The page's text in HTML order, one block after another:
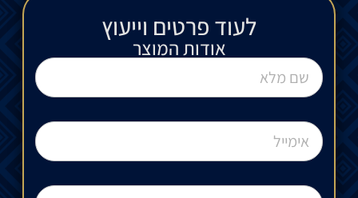
לעוד פרטים וייעוץ​
אודות המוצר